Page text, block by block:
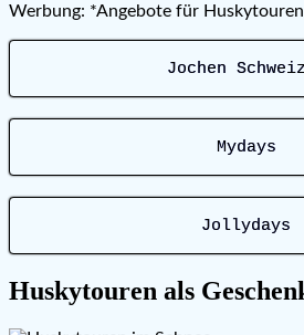
Werbung: *Angebote für
Jochen
Mydays
Jollydays
Huskytouren als